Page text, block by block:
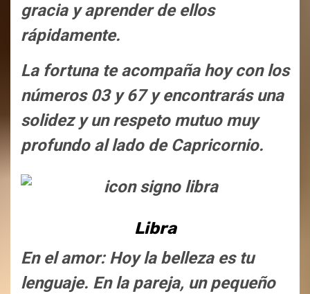
gracia y aprender de ellos
rápidamente.
La fortuna te acompaña hoy con los
números 03 y 67 y encontrarás una
solidez y un respeto mutuo muy
profundo al lado de Capricornio.
Libra
En el amor: Hoy la belleza es tu
lenguaje. En la pareja, un pequeño